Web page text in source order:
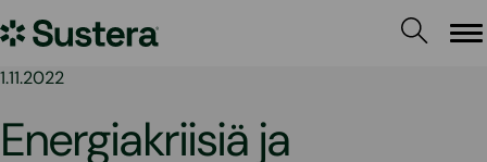
sisältöön
Sustera
1.11.2022
Energiakriisiä ja